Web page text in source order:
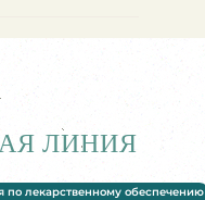
ЛИНИЯ
по лекарственному обеспечению